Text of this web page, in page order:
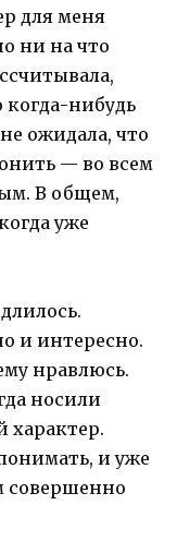
для меня
ни на что
когда-нибудь
ожидала, что
— во всем
В общем,
уже
и интересно.
нравлюсь.
носили
характер.
и уже
совершенно